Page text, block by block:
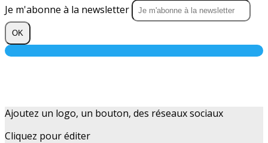
Je m'abonne à la newsletter
OK
Ajoutez un logo, un bouton, des réseaux sociaux
Cliquez pour éditer